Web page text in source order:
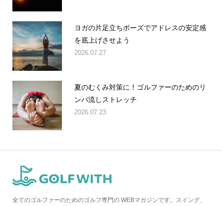
ヨガの片足立ちポーズでアドレスの安定感
を底上げさせよう
2026.07.27
夏のむくみ対策に！ゴルファーのためのリ
ンパ流しストレッチ
2026.07.23
全てのゴルファーのためのゴルフ専門の WEBマガジンです。スイング、